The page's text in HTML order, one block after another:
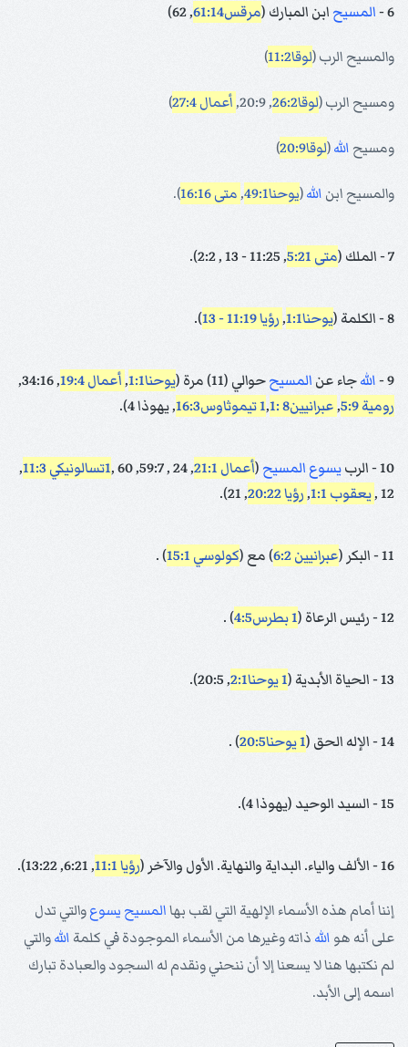
6 - المسيح ابن المبارك (مرقس61:14 , 62)
والمسيح الرب (لوقا11:2 )
ومسيح الرب (لوقا26:2 , 20:9, أعمال 27:4 )
ومسيح الله(لوقا20:9 )
والمسيح ابن الله(يوحنا49:1 ,متى 16:16 ).
7 - الملك ( متى 5:21 , 11:25 - 13 , 2:2).
8 - الكلمة ( يوحنا1:1 ,رؤيا 11:19 - 13 ).
9 - اللهجاء عن المسيححوالي (11) مرة ( يوحنا1:1 ,أعمال 19:4
, 34:16,
رومية 5:9
,عبرانيين8 :1 ,1 تيموثاوس16:3 , يهوذا 4).
10 - الرب يسوع المسيح (أعمال 21:1 , 24 , 59:7, 60 , 1تسالونيكي 11:3
,
12 , يعقوب 1:1 ,رؤيا 20:22 , 21).
11 - البكر ( عبرانيين 6:2 ) مع (كولوسي 15:1 ) .
12 - رئيس الرعاة ( 1 بطرس4:5 ) .
13 - الحياة الأبدية ( 1 يوحنا2:1 , 20:5).
14 - الإله الحق ( 1 يوحنا20:5 ) .
15 - السيد الوحيد (يهوذا 4).
16 - الألف والياء. البداية والنهاية. الأول والآخر ( رؤيا 11:1 , 6:21, 13:22).
إننا أمام هذه الأسماء الإلهية التي لقب بهاالمسيحيسوعوالتي تدل
على أنه هو الله ذاته وغيرها من الأسماء الموجودة في كلمة اللهوالتي
لم نكتبها هنا لا يسعنا إلا أن ننحني ونقدم له السجود والعبادة تبارك
اسمه إلى الأبد.